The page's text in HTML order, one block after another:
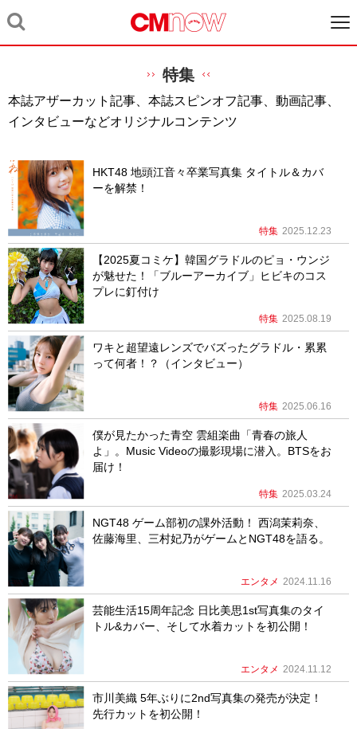
特集
本誌アザーカット記事、本誌スピンオフ記事、動画記事、
インタビューなどオリジナルコンテンツ
HKT48 地頭江⾳々卒業写真集 タイトル＆カバ
ーを解禁！
特集 2025.12.23
【2025夏コミケ】韓国グラドルのピョ・ウンジ
が魅せた！「ブルーアーカイブ」ヒビキのコス
プレに釘付け
特集 2025.08.19
ワキと超望遠レンズでバズったグラドル・累累
って何者！？（インタビュー）
特集 2025.06.16
僕が見たかった青空 雲組楽曲「青春の旅人
よ」。Music Videoの撮影現場に潜入。BTSをお
届け！
特集 2025.03.24
NGT48 ゲーム部初の課外活動！ 西潟茉莉奈、
佐藤海里、三村妃乃がゲームとNGT48を語る。
エンタメ 2024.11.16
芸能生活15周年記念 ⽇⽐美思1st写真集のタイ
トル&カバー、そして⽔着カットを初公開！
エンタメ 2024.11.12
市川美織 5年ぶりに2nd写真集の発売が決定！
先行カットを初公開！